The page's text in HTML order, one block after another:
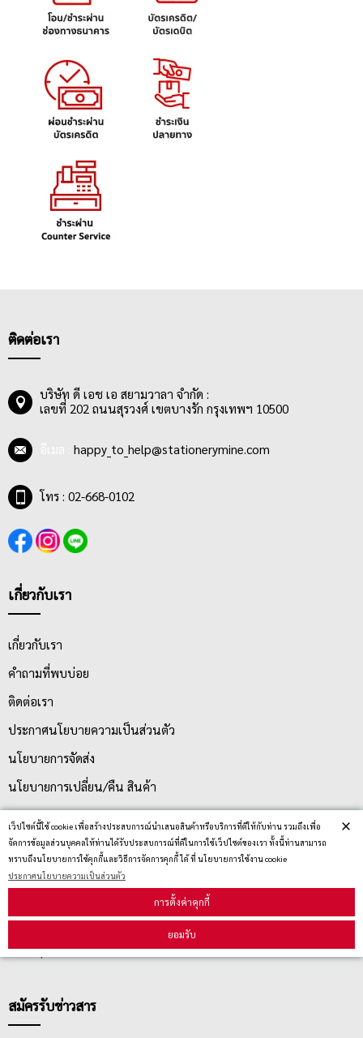
เว็ปไซต์นี้ใช้ cookie เพื่อสร้างประสบการณ์นำเสนอสินค้าหรือบริการที่ดีให้กับท่าน รวมถึงเพื่อ
จัดการข้อมูลส่วนบุคคลให้ท่านได้รับประสบการณ์ที่ดีในการใช้เว็ปไซต์ของเรา ทั้งนี้ท่านสามารถ
ทราบถึงนโยบายการใช้คุกกี้และวิธีการจัดการคุกกี้ ได้ ที่ นโยบายการใช้งาน cookie
ประกาศนโยบายความเป็นส่วนตัว
การตั้งค่าคุกกี้
ยอมรับ
×
ติดต่อเรา
บริษัท ดี เอช เอ สยามวาลา จำกัด :
เลขที่ 202 ถนนสุรวงศ์ เขตบางรัก กรุงเทพฯ 10500
happy_to_help@stationerymine.com
โทร : 02-668-0102
เกี่ยวกับเรา
เกี่ยวกับเรา
คำถามที่พบบ่อย
ติดต่อเรา
ประกาศนโยบายความเป็นส่วนตัว
นโยบายการจัดส่ง
นโยบายการเปลี่ยน/คืน สินค้า
บริการลูกค้า
ตรวจสอบสถานะสินค้า
คู่มือนักช้อป
วิธีลบคุกกี้
สมัครรับข่าวสาร